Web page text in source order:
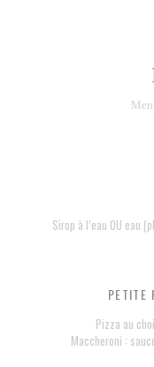
Sirop à l’eau OU eau
PETITE
Pizza au
Maccheroni :